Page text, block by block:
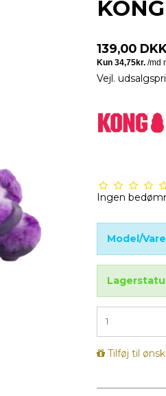
139,00
Vejl.
Ingen
Model/
Tilføj til